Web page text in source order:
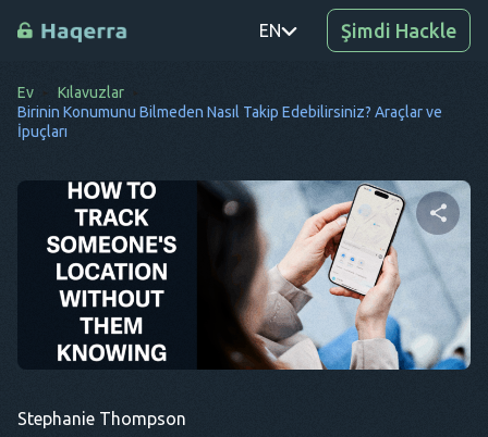
EN
PT
RO
DE
SV
KO
EL
Şimdi Hackle
Ev
Kılavuzlar
Birinin Konumunu Bilmeden Nasıl Takip Edebilirsiniz? Araçlar ve
İpuçları
Bu makaleyi paylaşın
Twitter Facebook Bağlantıyı Kopyala
Stephanie Thompson